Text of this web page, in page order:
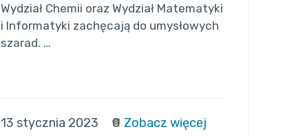
Wydział Chemii oraz Wydział Matematyki
i Informatyki zachęcają do umysłowych
szarad. …
13 stycznia 2023 0 Zobacz więcej